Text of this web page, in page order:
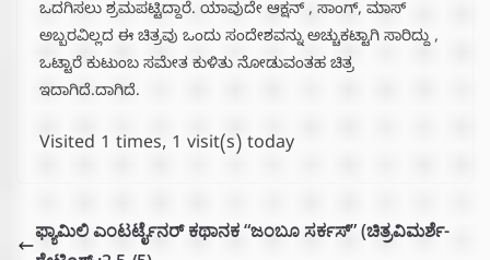
ಒದಗಿಸಲು ಶ್ರಮಪಟ್ಟಿದ್ದಾರೆ. ಯಾವುದೇ ಆಕ್ಷನ್ , ಸಾಂಗ್, ಮಾಸ್
ಅಬ್ಬರವಿಲ್ಲದ ಈ ಚಿತ್ರವು ಒಂದು ಸಂದೇಶವನ್ನು ಅಚ್ಚುಕಟ್ಟಾಗಿ ಸಾರಿದ್ದು ,
ಒಟ್ಟಾರೆ ಕುಟುಂಬ ಸಮೇತ ಕುಳಿತು ನೋಡುವಂತಹ ಚಿತ್ರ
ಇದಾಗಿದೆ.ದಾಗಿದೆ.
Visited 1 times, 1 visit(s) today
ಫ್ಯಾಮಿಲಿ ಎಂಟರ್ಟೈನರ್ ಕಥಾನಕ “ಜಂಬೂ ಸರ್ಕಸ್” (ಚಿತ್ರವಿಮರ್ಶೆ-